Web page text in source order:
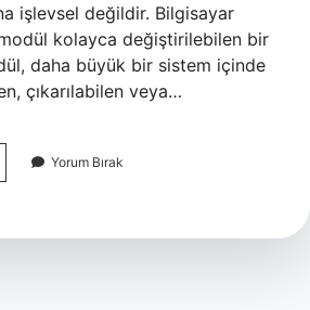
işlevsel değildir. Bilgisayar
kolayca değiştirilebilen bir
daha büyük bir sistem içinde
çıkarılabilen veya…
Yorum Bırak